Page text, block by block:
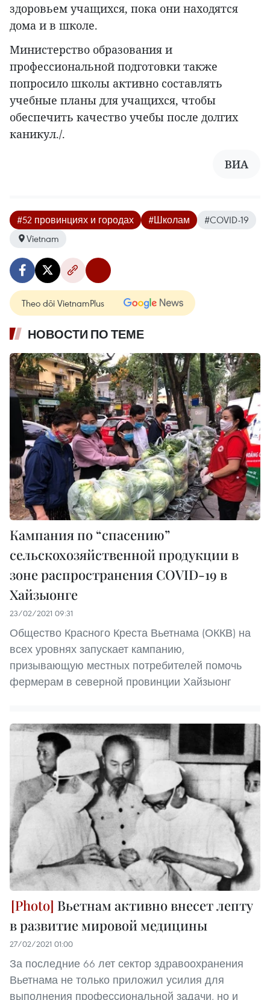
здоровьем учащихся, пока они находятся
дома и в школе.
Министерство образования и
профессиональной подготовки также
попросило школы активно составлять
учебные планы для учащихся, чтобы
обеспечить качество учебы после долгих
каникул./.
ВИА
#52 провинциях и городах #Школам
#COVID-19
Vietnam
Theo dõi VietnamPlus
НОВОСТИ ПО ТЕМЕ
Кампания по “спасению”
сельскохозяйственной продукции в
зоне распространения COVID-19 в
Хайзыонге
23/02/2021 09:31
Общество Красного Креста Вьетнама (ОККВ) на
всех уровнях запускает кампанию,
призывающую местных потребителей помочь
фермерам в северной провинции Хайзыонг
Вьетнам активно внесет лепту
в развитие мировой медицины
27/02/2021 01:00
За последние 66 лет сектор здравоохранения
Вьетнама не только приложил усилия для
выполнения профессиональной задачи, но и